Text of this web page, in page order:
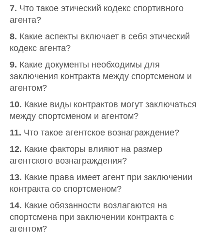
7. Что такое этический кодекс спортивного
агента?
8. Какие аспекты включает в себя этический
кодекс агента?
9. Какие документы необходимы для
заключения контракта между спортсменом и
агентом?
10. Какие виды контрактов могут заключаться
между спортсменом и агентом?
11. Что такое агентское вознаграждение?
12. Какие факторы влияют на размер
агентского вознаграждения?
13. Какие права имеет агент при заключении
контракта со спортсменом?
14. Какие обязанности возлагаются на
спортсмена при заключении контракта с
агентом?